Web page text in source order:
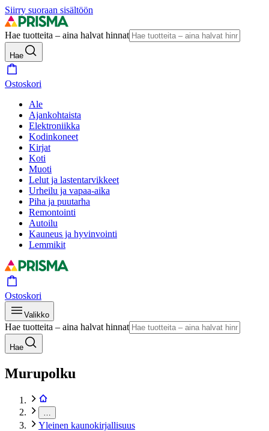
Siirry suoraan sisältöön
Hae tuotteita – aina halvat hinnat
Hae
Ostoskori
Ale
Ajankohtaista
Elektroniikka
Kodinkoneet
Kirjat
Koti
Muoti
Lelut ja lastentarvikkeet
Urheilu ja vapaa-aika
Piha ja puutarha
Remontointi
Autoilu
Kauneus ja hyvinvointi
Lemmikit
Ostoskori
Valikko
Hae tuotteita – aina halvat hinnat
Hae
Murupolku
Yleinen kaunokirjallisuus